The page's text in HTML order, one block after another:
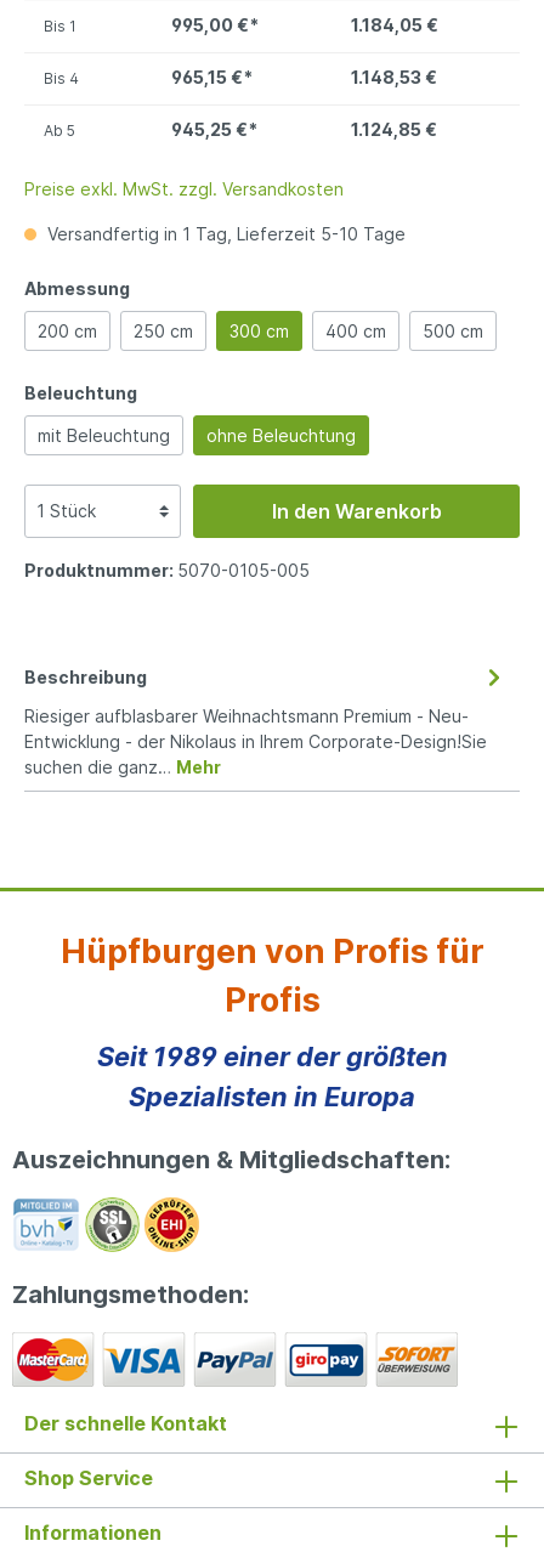
Bis 1 995,00 €* 1.184,05 €
Bis 4 965,15 €* 1.148,53 €
Ab 5 945,25 €* 1.124,85 €
Preise exkl. MwSt. zzgl. Versandkosten
Versandfertig in 1 Tag, Lieferzeit 5-10 Tage
Abmessung
200 cm 250 cm 300 cm 400 cm 500 cm
Beleuchtung
mit Beleuchtung ohne Beleuchtung
In den Warenkorb
Produktnummer: 5070-0105-005
Beschreibung
Riesiger aufblasbarer Weihnachtsmann Premium - Neu-
Entwicklung - der Nikolaus in Ihrem Corporate-Design!Sie
suchen die ganz… Mehr
Hüpfburgen von Profis für
Profis
Seit 1989 einer der größten
Spezialisten in Europa
Auszeichnungen & Mitgliedschaften:
Zahlungsmethoden:
Der schnelle Kontakt
Shop Service
Informationen